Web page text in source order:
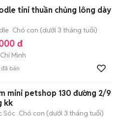
tini thuần chủng lông dày
Chó con (dưới 3 tháng tuổi)
đ
Minh
đã bán
mini petshop 130 đường 2/9
kk
Sóc Chó con (dưới 3 tháng tuổi)